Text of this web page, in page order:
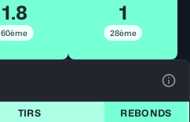
1.8
60ème
1
28ème
TIRS REBONDS